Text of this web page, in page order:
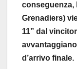
conseguenza,
Grenadiers)
11” dal
d’arrivo finale.